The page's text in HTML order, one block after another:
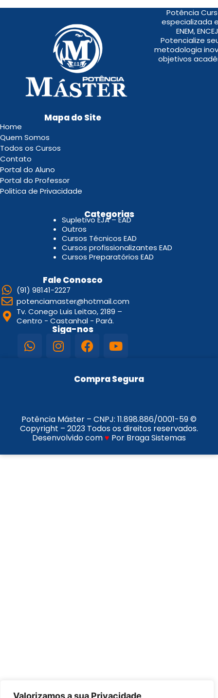
Valorizamos a sua Privacidade
Potência
especializada
ENEM,
Potencialize
metodologia
objetivos
Mapa do Site
Home
Quem Somos
Todos os Cursos
Contato
Portal do Aluno
Portal do Professor
Politica de Privacidade
Categorias
Supletivo EJA – EAD
Outros
Cursos Técnicos EAD
Cursos profissionalizantes EAD
Cursos Preparatórios EAD
Fale Conosco
(91) 98141-2227
potenciamaster@hotmail.com
Tv. Conego Luis Leitao, 2189 –
Centro - Castanhal - Pará.
Siga-nos
Compra Segura
Potência Máster – CNPJ: 11.898.886/0001-59©
Copyright – 2023 Todos os direitos reservados.
Desenvolvido com♥ Por Braga Sistemas